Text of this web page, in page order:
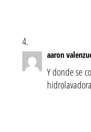
aaron
Y donde se